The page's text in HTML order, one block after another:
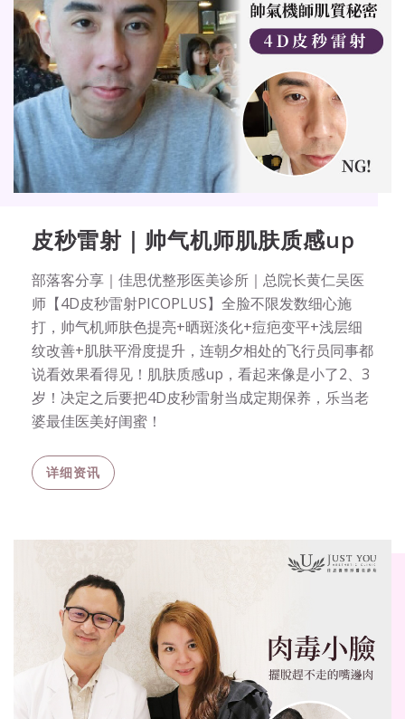
皮秒雷射｜帅气机师肌肤质感up
部落客分享｜佳思优整形医美诊所｜总院长黄仁吴医
师【4D皮秒雷射PICOPLUS】全脸不限发数细心施
打，帅气机师肤色提亮+晒斑淡化+痘疤变平+浅层细
纹改善+肌肤平滑度提升，连朝夕相处的飞行员同事都
说看效果看得见！肌肤质感up，看起来像是小了2、3
岁！决定之后要把4D皮秒雷射当成定期保养，乐当老
婆最佳医美好闺蜜！
详细资讯